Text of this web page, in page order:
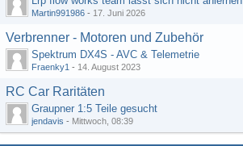
Martin991986 - 17. Juni 2026
Verbrenner - Motoren und Zubehör
Spektrum DX4S - AVC & Telemetrie
Fraenky1 - 14. August 2023
RC Car Raritäten
Graupner 1:5 Teile gesucht
jendavis - Mittwoch, 08:39